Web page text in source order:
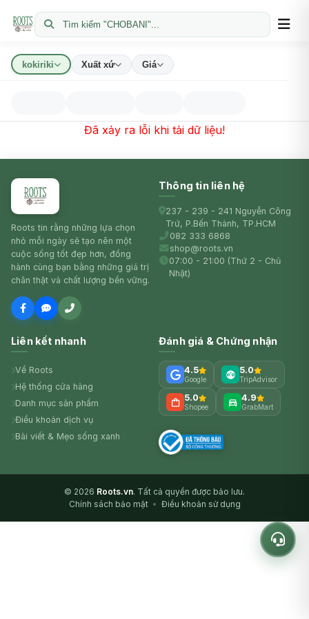
Tìm kiếm "CHOBANI"...
kokiriki Xuất xứ Giá
Đã xảy ra lỗi khi tải dữ liệu!
Roots tin rằng những lựa chọn
nhỏ mỗi ngày sẽ tạo nên một
cuộc sống tốt đẹp hơn, đồng
hành cùng bạn bằng những giá trị
chân thật và chất lượng bền vững.
Thông tin liên hệ
237 - 239 - 241 Nguyễn Công
Trứ, P.Bến Thành, TP.HCM
082 333 6868
shop@roots.vn
07:00 - 21:00 (Thứ 2 - Chủ
Nhật)
Liên kết nhanh
Về Roots
Hệ thống cửa hàng
Danh mục sản phẩm
Điều khoản dịch vụ
Bài viết & Mẹo sống xanh
Đánh giá & Chứng nhận
4.5
Google
5.0
TripAdvisor
5.0
Shopee
4.9
GrabMart
© 2026 Roots.vn. Tất cả quyền được bảo lưu.
Chính sách bảo mật • Điều khoản sử dụng